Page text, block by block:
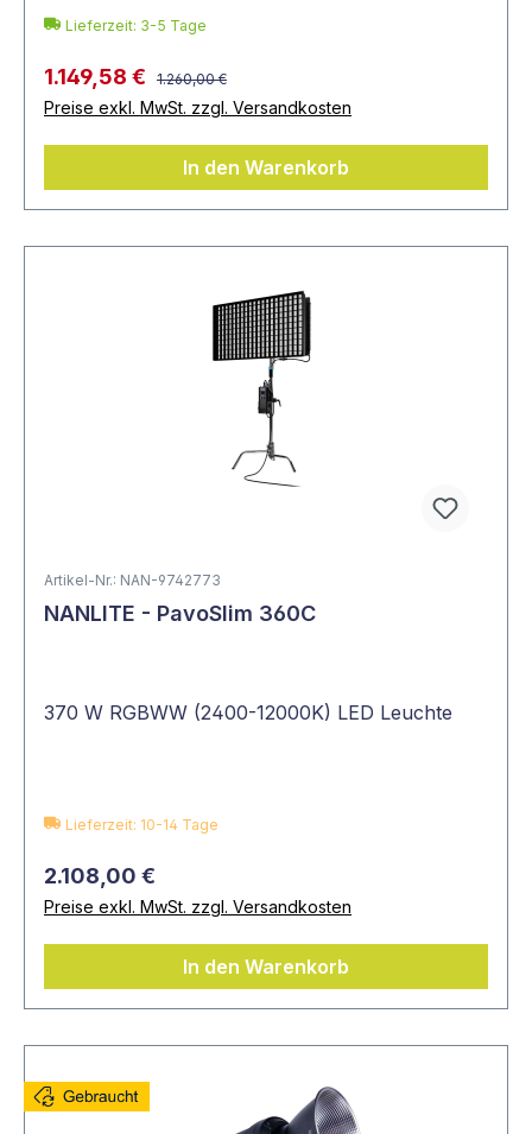
Lieferzeit: 3-5 Tage
1.149,58 € 1.260,00 €
Preise exkl. MwSt. zzgl. Versandkosten
In den Warenkorb
Artikel-Nr.: NAN-9742773
NANLITE - PavoSlim 360C
370 W RGBWW (2400-12000K) LED Leuchte
Lieferzeit: 10-14 Tage
2.108,00 €
Preise exkl. MwSt. zzgl. Versandkosten
In den Warenkorb